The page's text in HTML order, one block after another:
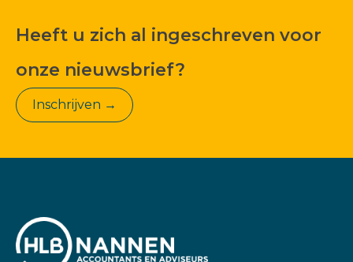
Heeft u zich al ingeschreven voor
onze nieuwsbrief?
Inschrijven →